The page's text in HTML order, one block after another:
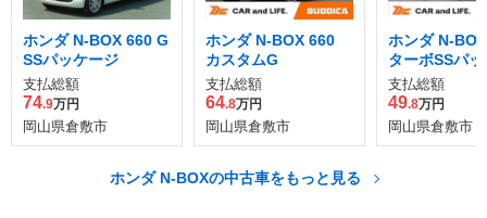
ホンダ N-BOX 660 G
SSパッケージ
支払総額
74.9万円
岡山県倉敷市
ホンダ N-BOX 660
カスタムG
支払総額
64.8万円
岡山県倉敷市
ホンダ N-
ターボSSパ
支払総額
49.8万円
岡山県倉敷市
ホンダ N-BOXの中古車をもっと見る